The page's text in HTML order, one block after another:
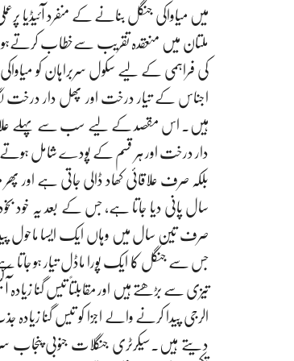
میں میاواکی جنگل بنانے کے منفرد آئیڈیا
ملتان میں منعقدہ تقریب سےخطاب
کی فراہمی کے لیے سکول سربراہان کو
اجناس کے تیار درخت اور پھل دار درخت
ہیں۔ اس مقصد کے لیے سب سے پہلے علاقے
دار درخت اور ہر قسم کے پودے شامل ہوتے
بلکہ صرف علاقائی کھاد ڈالی جاتی ہے اور
سال پانی دیا جاتا ہے، جس کے بعد یہ خود
صرف تین سال میں وہاں ایک ایسا ماحول پیدا
جس سے جنگل کا ایک پورا ماڈل تیار ہو جاتا
تیزی سے بڑھتے ہیں اور مقابلتاً تیس گنا زیادہ
الرجی پیدا کرنے والے اجزا کو تیس گنا
دیتے ہیں۔سیکرٹری جنگلات جنوبی پنجاب